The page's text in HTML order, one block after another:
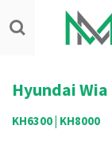
direct
hoofdinhoud
Hyundai Wia
KH6300 | KH8000